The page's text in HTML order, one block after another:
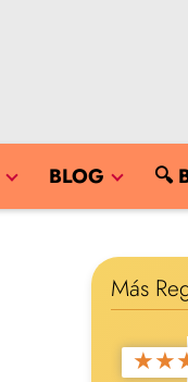
BLOG 🔍
Más
★★